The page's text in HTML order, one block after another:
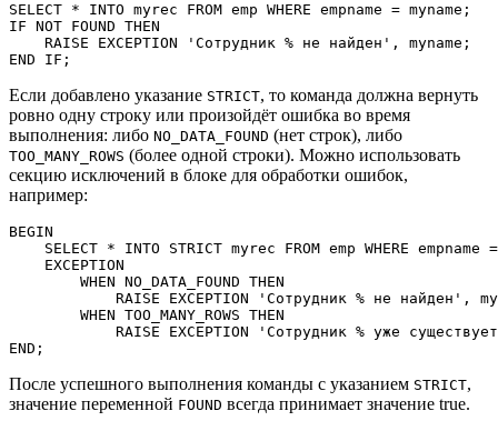
SELECT * INTO myrec FROM emp WHERE empname = myname;
IF NOT FOUND THEN
    RAISE EXCEPTION 'Сотрудник % не найден', myname;
END IF;
Если добавлено указание STRICT, то команда должна вернуть
ровно одну строку или произойдёт ошибка во время
выполнения: либо NO_DATA_FOUND (нет строк), либо
TOO_MANY_ROWS (более одной строки). Можно использовать
секцию исключений в блоке для обработки ошибок,
например:
BEGIN
SELECT * INTO STRICT myrec FROM emp WHERE empname
    EXCEPTION
        WHEN NO_DATA_FOUND THEN
RAISE EXCEPTION 'Сотрудник % не найден',
        WHEN TOO_MANY_ROWS THEN
RAISE EXCEPTION 'Сотрудник % уже
END;
После успешного выполнения команды с указанием STRICT,
значение переменной FOUND всегда принимает значение true.